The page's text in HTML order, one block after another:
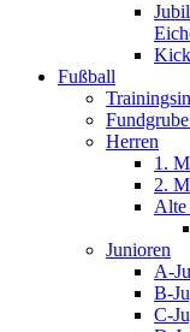
Fußball
Herren
1.
2.
Alte
Junioren
A-
B-
C-